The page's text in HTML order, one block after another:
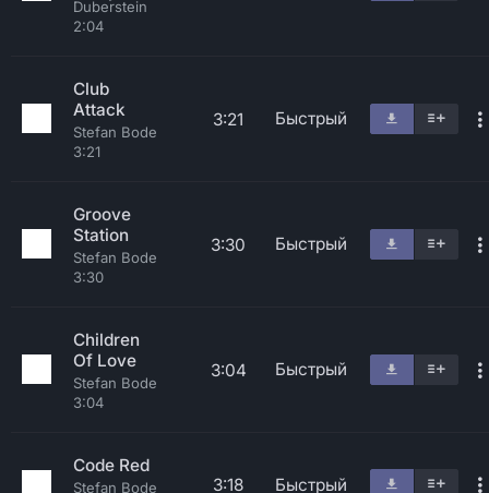
Duberstein
2:04
Club
Attack
Stefan Bode
3:21
3:21 Быстрый
Groove
Station
Stefan Bode
3:30
3:30 Быстрый
Children
Of Love
Stefan Bode
3:04
3:04 Быстрый
Code Red
Stefan Bode 3:18 Быстрый